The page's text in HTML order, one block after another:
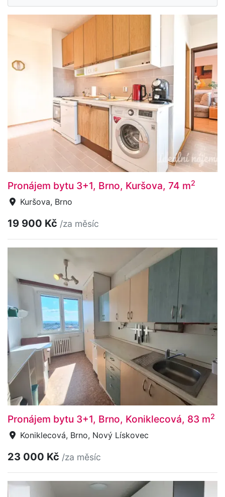
Pronájem bytu 3+1, Brno, Kuršova, 74 m2
Kuršova, Brno
19 900 Kč /za měsíc
Pronájem bytu 3+1, Brno, Koniklecová, 83 m2
Koniklecová, Brno, Nový Lískovec
23 000 Kč /za měsíc